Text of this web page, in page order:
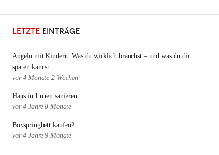
LETZTE EINTRÄGE
Angeln mit Kindern: Was du wirklich brauchst – und was du dir
sparen kannst
vor 4 Monate 2 Wochen
Haus in Lünen sanieren
vor 4 Jahre 8 Monate
Boxspringbett kaufen?
vor 4 Jahre 9 Monate